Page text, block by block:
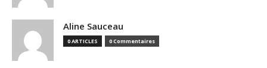
Aline Sauceau
0 ARTICLES 0 Commentaires